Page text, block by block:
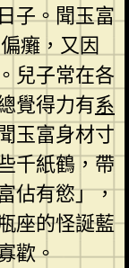
。聞玉富
癱，又因
兒子常在各
覺得力有系
玉富身材寸
千紙鶴，帶
佔有慾」，
座的怪誕藍
歡。